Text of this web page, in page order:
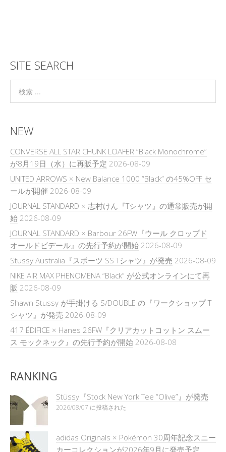
SITE SEARCH
NEW
CONVERSE ALL STAR CHUNK LOAFER “Black Monochrome”
が8月19日（水）に再販予定 2026-08-09
UNITED ARROWS × New Balance 1000 “Black” の45%OFF セ
ールが開催 2026-08-09
JOURNAL STANDARD × 志村けん『Tシャツ』の通常販売が開
始 2026-08-09
JOURNAL STANDARD × Barbour 26FW『ウール クロップド
オールドビデール』の先行予約が開始 2026-08-09
Stussy Australia『スポーツ SS Tシャツ』が発売 2026-08-09
NIKE AIR MAX PHENOMENA “Black” が公式オンラインにて再
販 2026-08-09
Shawn Stussy が手掛ける S/DOUBLE の『ワークショップ T
シャツ』が発売 2026-08-09
417 ÉDIFICE × Hanes 26FW『クリアカットコットン スムー
ス モックネック』の先行予約が開始 2026-08-08
RANKING
Stüssy『Stock New York Tee “Olive”』が発売
2026/08/07 に投稿された
adidas Originals × Pokémon 30周年記念スニー
カーコレクションが2026年9月に発売予定